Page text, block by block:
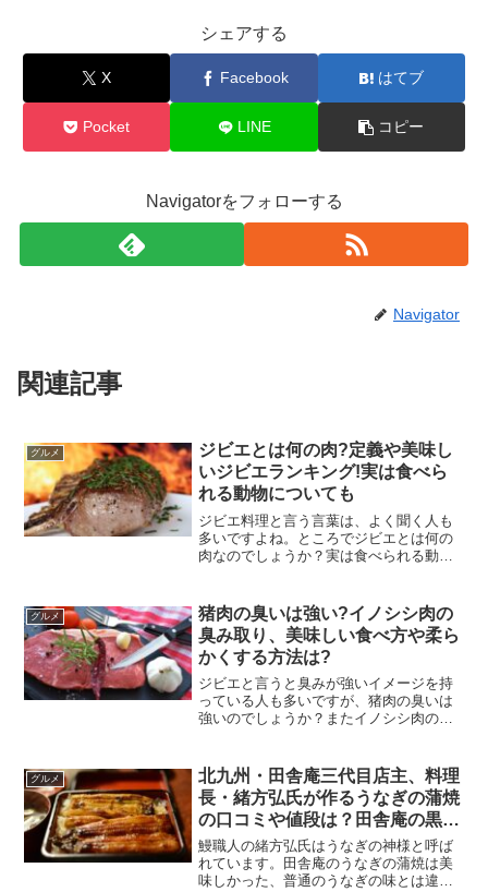
シェアする
X Facebook はてブ
Pocket LINE コピー
Navigatorをフォローする
Navigator
関連記事
グルメ
ジビエとは何の肉?定義や美味し
いジビエランキング!実は食べら
れる動物についても
ジビエ料理と言う言葉は、よく聞く人も
多いですよね。ところでジビエとは何の
肉なのでしょうか？実は食べられる動物
として考えられました。ではジビエの中
でも、美味しい肉はどれ？...
グルメ
猪肉の臭いは強い?イノシシ肉の
臭み取り、美味しい食べ方や柔ら
かくする方法は?
ジビエと言うと臭みが強いイメージを持
っている人も多いですが、猪肉の臭いは
強いのでしょうか？またイノシシ肉の臭
べるには、やはり牡丹鍋です！
(function(b,c,f,...
グルメ
北九州・田舎庵三代目店主、料理
長・緒方弘氏が作るうなぎの蒲焼
の口コミや値段は？田舎庵の黒崎
と小倉本店の味やメニューの違い
は？お持ち帰り用うなぎ弁当も絶
品？お取り寄せについても!
鰻職人の緒方弘氏はうなぎの神様と呼ば
れています。田舎庵のうなぎの蒲焼は美
味しかった、普通のうなぎの味とは違っ